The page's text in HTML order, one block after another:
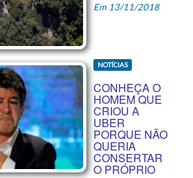
Em 13/11/2018
NOTÍCIAS
CONHEÇA O
HOMEM QUE
CRIOU A
UBER
PORQUE NÃO
QUERIA
CONSERTAR
O PRÓPRIO